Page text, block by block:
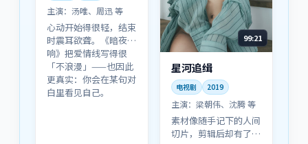
主演： 汤唯、周迅 等
心动开始得很轻，结束
时震耳欲聋。《暗夜回
响》把爱情线写得很
「不浪漫」——也因此
更真实：你会在某句对
白里看见自己。
99:21
星河追缉
电视剧 2019
主演： 梁朝伟、沈腾 等
素材像随手记下的人间
切片，剪辑后却有了命